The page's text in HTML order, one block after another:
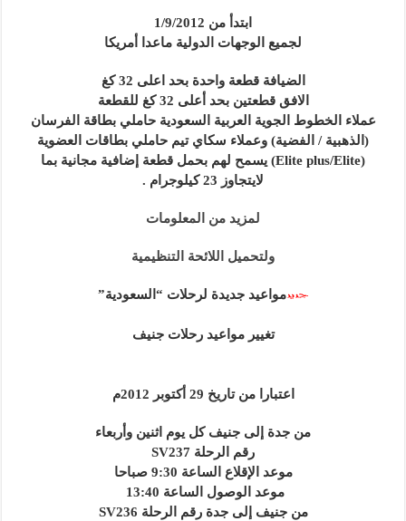
ابتدأ من 1/9/2012
لجميع الوجهات الدولية ماعدا أمريكا
الضيافة قطعة واحدة بحد اعلى 32 كغ
الافق قطعتين بحد أعلى 32 كغ للقطعة
عملاء الخطوط الجوية العربية السعودية حاملي بطاقة الفرسان
(الذهبية / الفضية) وعملاء سكاي تيم حاملي بطاقات العضوية
(Elite plus/Elite) يسمح لهم بحمل قطعة إضافية مجانية بما
لايتجاوز 23 كيلوجرام .
لمزيد من المعلومات
ولتحميل اللائحة التنظيمية
مواعيد جديدة لرحلات “السعودية”
تغيير مواعيد رحلات جنيف
اعتبارا من تاريخ 29 أكتوبر 2012م
من جدة إلى جنيف كل يوم اثنين وأربعاء
رقم الرحلة SV237
موعد الإقلاع الساعة 9:30 صباحا
موعد الوصول الساعة 13:40
من جنيف إلى جدة رقم الرحلة SV236